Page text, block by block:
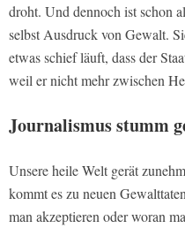
droht. Und dennoch ist schon
selbst Ausdruck von Gewalt.
etwas schief läuft, dass der
weil er nicht mehr zwischen
Journalismus stumm
Unsere heile Welt gerät
kommt es zu neuen
man akzeptieren oder woran